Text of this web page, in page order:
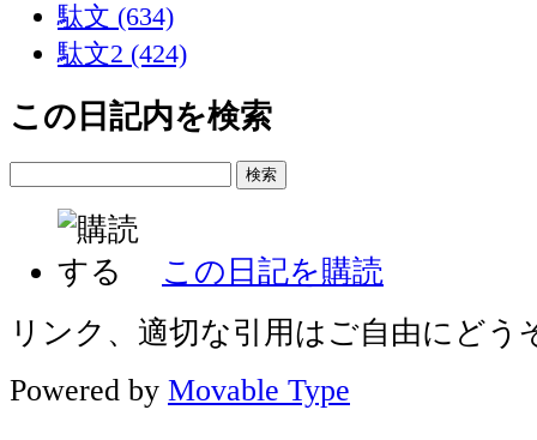
駄文 (634)
駄文2 (424)
この日記内を検索
この日記を購読
リンク、適切な引用はご自由にどう
Powered by Movable Type